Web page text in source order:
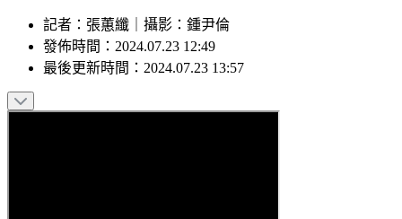
記者 ： 張蕙纖 攝影 ： 鍾尹倫
發佈時間： 2024.07.23 12:49
最後更新時間： 2024.07.23 13:57